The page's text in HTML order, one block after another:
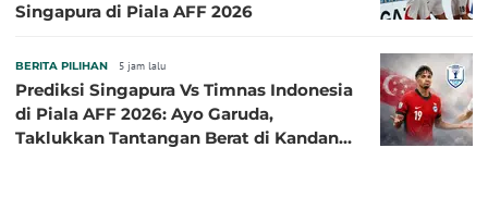
Singapura di Piala AFF 2026
BERITA PILIHAN 5 jam lalu
Prediksi Singapura Vs Timnas Indonesia
di Piala AFF 2026: Ayo Garuda,
Taklukkan Tantangan Berat di Kandang